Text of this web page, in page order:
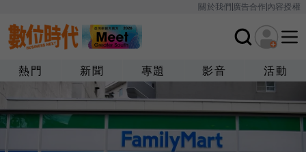
關於我們廣告合作內容授權
熱門 新聞 專題 影音 活動